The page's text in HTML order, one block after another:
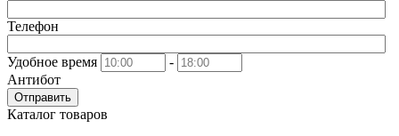
Телефон
Удобное время
-
Антибот
Отправить
Каталог товаров